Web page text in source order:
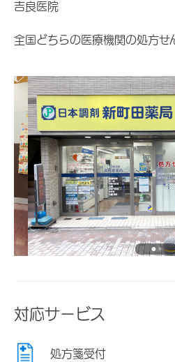
吉良医院
全国どちらの医療機関の処方せ
対応サービス
処方箋受付